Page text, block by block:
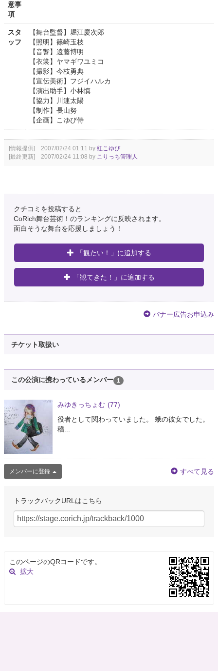
意事
項
スタ
ッフ
【舞台監督】堀江慶次郎
【照明】篠崎玉枝
【音響】遠藤博明
【衣裳】ヤマギワユミコ
【撮影】今枝勇典
【宣伝美術】フジイハルカ
【演出助手】小林慎
【協力】川連太陽
【制作】長山努
【企画】こゆび侍
[情報提供] 2007/02/24 01:11 by 紅こゆび
[最終更新] 2007/02/24 11:08 by こりっち管理人
クチコミを投稿すると
CoRich舞台芸術！のランキングに反映されます。
面白そうな舞台を応援しましょう！
「観たい！」に追加する
「観てきた！」に追加する
バナー広告お申込み
チケット取扱い
この公演に携わっているメンバー 1
みゆきっちょむ (77)
役者として関わっていました。 蛾の彼女でした。
稽...
メンバーに登録 すべて見る
トラックバックURLはこちら
このページのQRコードです。
拡大